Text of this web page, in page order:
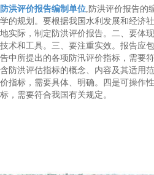
防洪评价报告编制单位,防洪评价报告的
学的规划。要根据我国水利发展和经济
地实际，制定防洪评价报告。二、要体
技术和工具。三、要注重实效。报告应
告中所提出的各项防汛评价指标，需要
含防洪评估指标的概念、内容及其适用
价指标，需要具体、明确。四是可操作
标，需要符合我国有关规定。